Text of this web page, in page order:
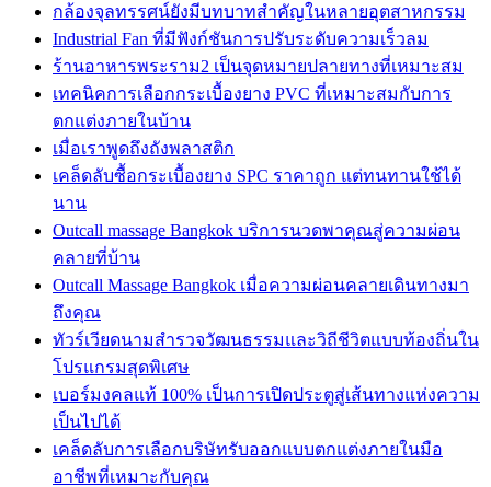
กล้องจุลทรรศน์ยังมีบทบาทสำคัญในหลายอุตสาหกรรม
Industrial Fan ที่มีฟังก์ชันการปรับระดับความเร็วลม
ร้านอาหารพระราม2 เป็นจุดหมายปลายทางที่เหมาะสม
เทคนิคการเลือกกระเบื้องยาง PVC ที่เหมาะสมกับการ
ตกแต่งภายในบ้าน
เมื่อเราพูดถึงถังพลาสติก
เคล็ดลับซื้อกระเบื้องยาง SPC ราคาถูก แต่ทนทานใช้ได้
นาน
Outcall massage Bangkok บริการนวดพาคุณสู่ความผ่อน
คลายที่บ้าน
Outcall Massage Bangkok เมื่อความผ่อนคลายเดินทางมา
ถึงคุณ
ทัวร์เวียดนามสำรวจวัฒนธรรมและวิถีชีวิตแบบท้องถิ่นใน
โปรแกรมสุดพิเศษ
เบอร์มงคลแท้ 100% เป็นการเปิดประตูสู่เส้นทางแห่งความ
เป็นไปได้
เคล็ดลับการเลือกบริษัทรับออกแบบตกแต่งภายในมือ
อาชีพที่เหมาะกับคุณ